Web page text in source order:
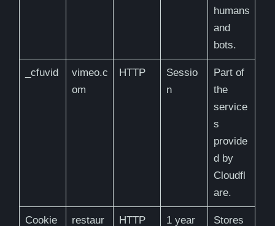
humans
and
bots.
_cfuvid
vimeo.c
om
HTTP
Sessio
n
Part of
the
service
s
provide
d by
Cloudfl
are.
Cookie restaur HTTP 1 year Stores